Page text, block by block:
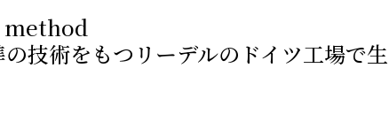
技術をもつリーデルのドイツ工場で生